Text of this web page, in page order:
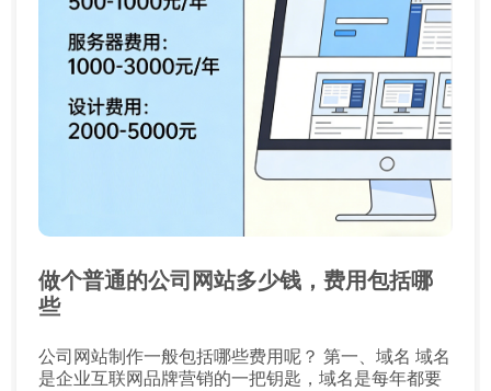
做个普通的公司网站多少钱，费用包括哪
些
公司网站制作一般包括哪些费用呢？ 第一、域名 域名
是企业互联网品牌营销的一把钥匙，域名是每年都要